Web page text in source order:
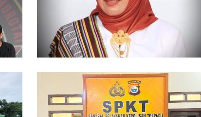
86 Kasus Kekerasan Perempuan dan Anak
Terjadi di Halmahera Tengah